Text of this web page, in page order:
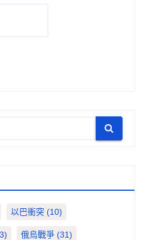
以巴衝突 (10)
俄烏戰爭 (31)